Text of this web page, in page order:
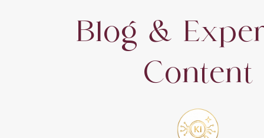
Blog &
Content